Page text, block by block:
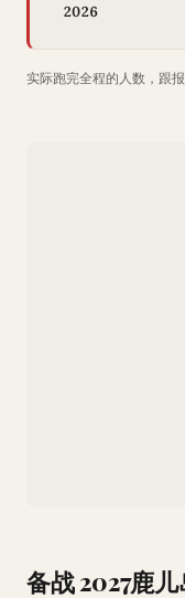
2026
实际跑完全程的人数，跟
备战 2027鹿